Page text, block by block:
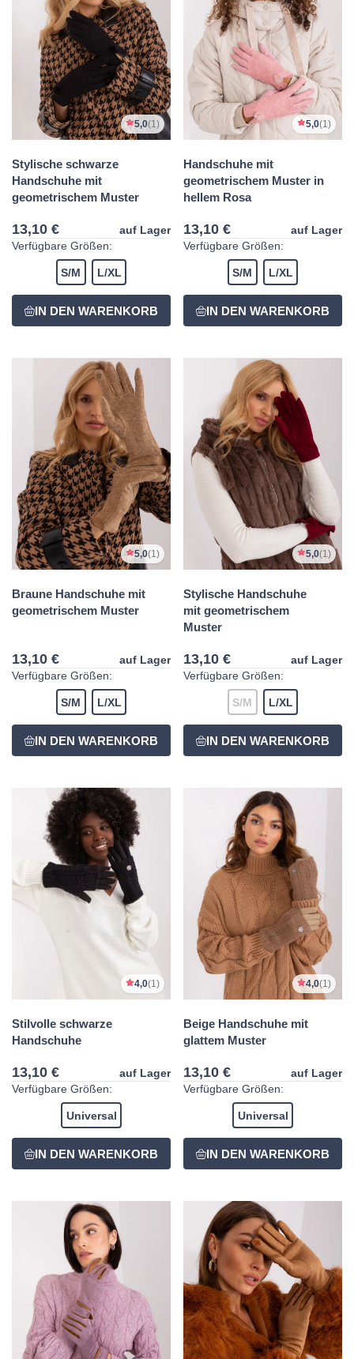
5,0(1)
Stylische schwarze
Handschuhe mit
geometrischem Muster
13,10 €
auf Lager
Verfügbare Größen:
S/M L/XL
5,0(1)
Handschuhe mit
geometrischem Muster in
hellem Rosa
13,10 €
auf Lager
Verfügbare Größen:
S/M L/XL
5,0(1)
Braune Handschuhe mit
geometrischem Muster
13,10 €
auf Lager
Verfügbare Größen:
S/M L/XL
5,0(1)
Stylische Handschuhe
mit geometrischem
Muster
13,10 €
auf Lager
Verfügbare Größen:
S/M L/XL
4,0(1)
Stilvolle schwarze
Handschuhe
13,10 €
auf Lager
Verfügbare Größen:
Universal
4,0(1)
Beige Handschuhe mit
glattem Muster
13,10 €
auf Lager
Verfügbare Größen:
Universal